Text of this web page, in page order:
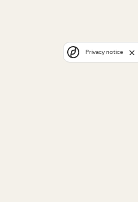
Privacy notice